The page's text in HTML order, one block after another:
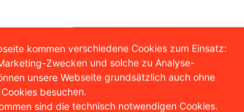
kommen verschiedene Cookies zum Einsatz:
Zwecken und solche zu Analyse-
unsere Webseite grundsätzlich auch ohne
besuchen.
sind die technisch notwendigen Cookies.